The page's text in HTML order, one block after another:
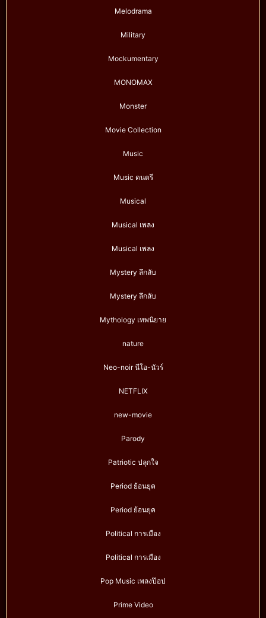
Melodrama
Military
Mockumentary
MONOMAX
Monster
Movie Collection
Music
Music ดนตรี
Musical
Musical เพลง
Musical เพลง
Mystery ลึกลับ
Mystery ลึกลับ
Mythology เทพนิยาย
nature
Neo-noir นีโอ-นัวร์
NETFLIX
new-movie
Parody
Patriotic ปลุกใจ
Period ย้อนยุค
Period ย้อนยุค
Political การเมือง
Political การเมือง
Pop Music เพลงป๊อป
Prime Video